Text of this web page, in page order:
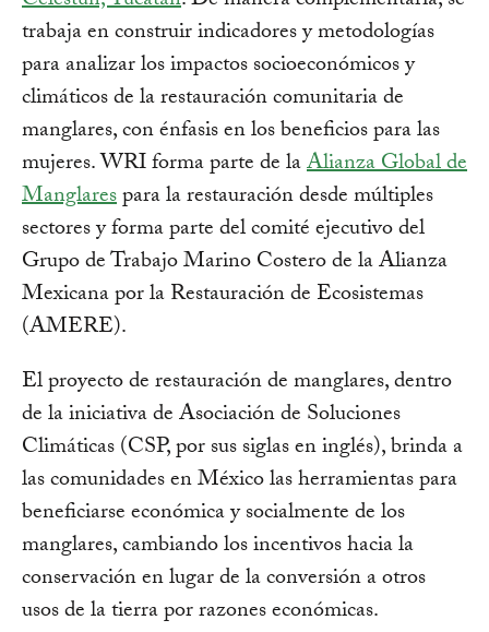
trabaja en construir indicadores y metodologías
para analizar los impactos socioeconómicos y
climáticos de la restauración comunitaria de
manglares, con énfasis en los beneficios para las
mujeres. WRI forma parte de laAlianza Global de
Manglarespara la restauración desde múltiples
sectores y forma parte del comité ejecutivo del
Grupo de Trabajo Marino Costero de la Alianza
Mexicana por la Restauración de Ecosistemas
(AMERE).
El proyecto de restauración de manglares, dentro
de la iniciativa de Asociación de Soluciones
Climáticas (CSP, por sus siglas en inglés), brinda a
las comunidades en México las herramientas para
beneficiarse económica y socialmente de los
manglares, cambiando los incentivos hacia la
conservación en lugar de la conversión a otros
usos de la tierra por razones económicas.